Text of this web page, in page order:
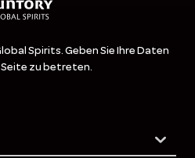
Spirits. Geben Sie Ihre Daten
Seite zu betreten.